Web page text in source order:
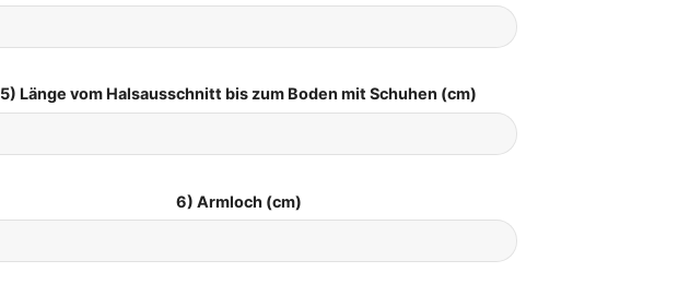
5) Länge vom Halsausschnitt bis zum Boden mit Schuhen (cm)
6) Armloch (cm)